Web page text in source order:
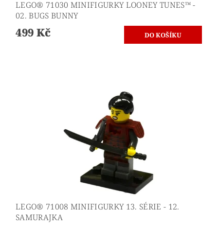
LEGO® 71030 MINIFIGURKY LOONEY TUNES™ -
02. BUGS BUNNY
499 Kč
LEGO® 71008 MINIFIGURKY 13. SÉRIE - 12.
SAMURAJKA